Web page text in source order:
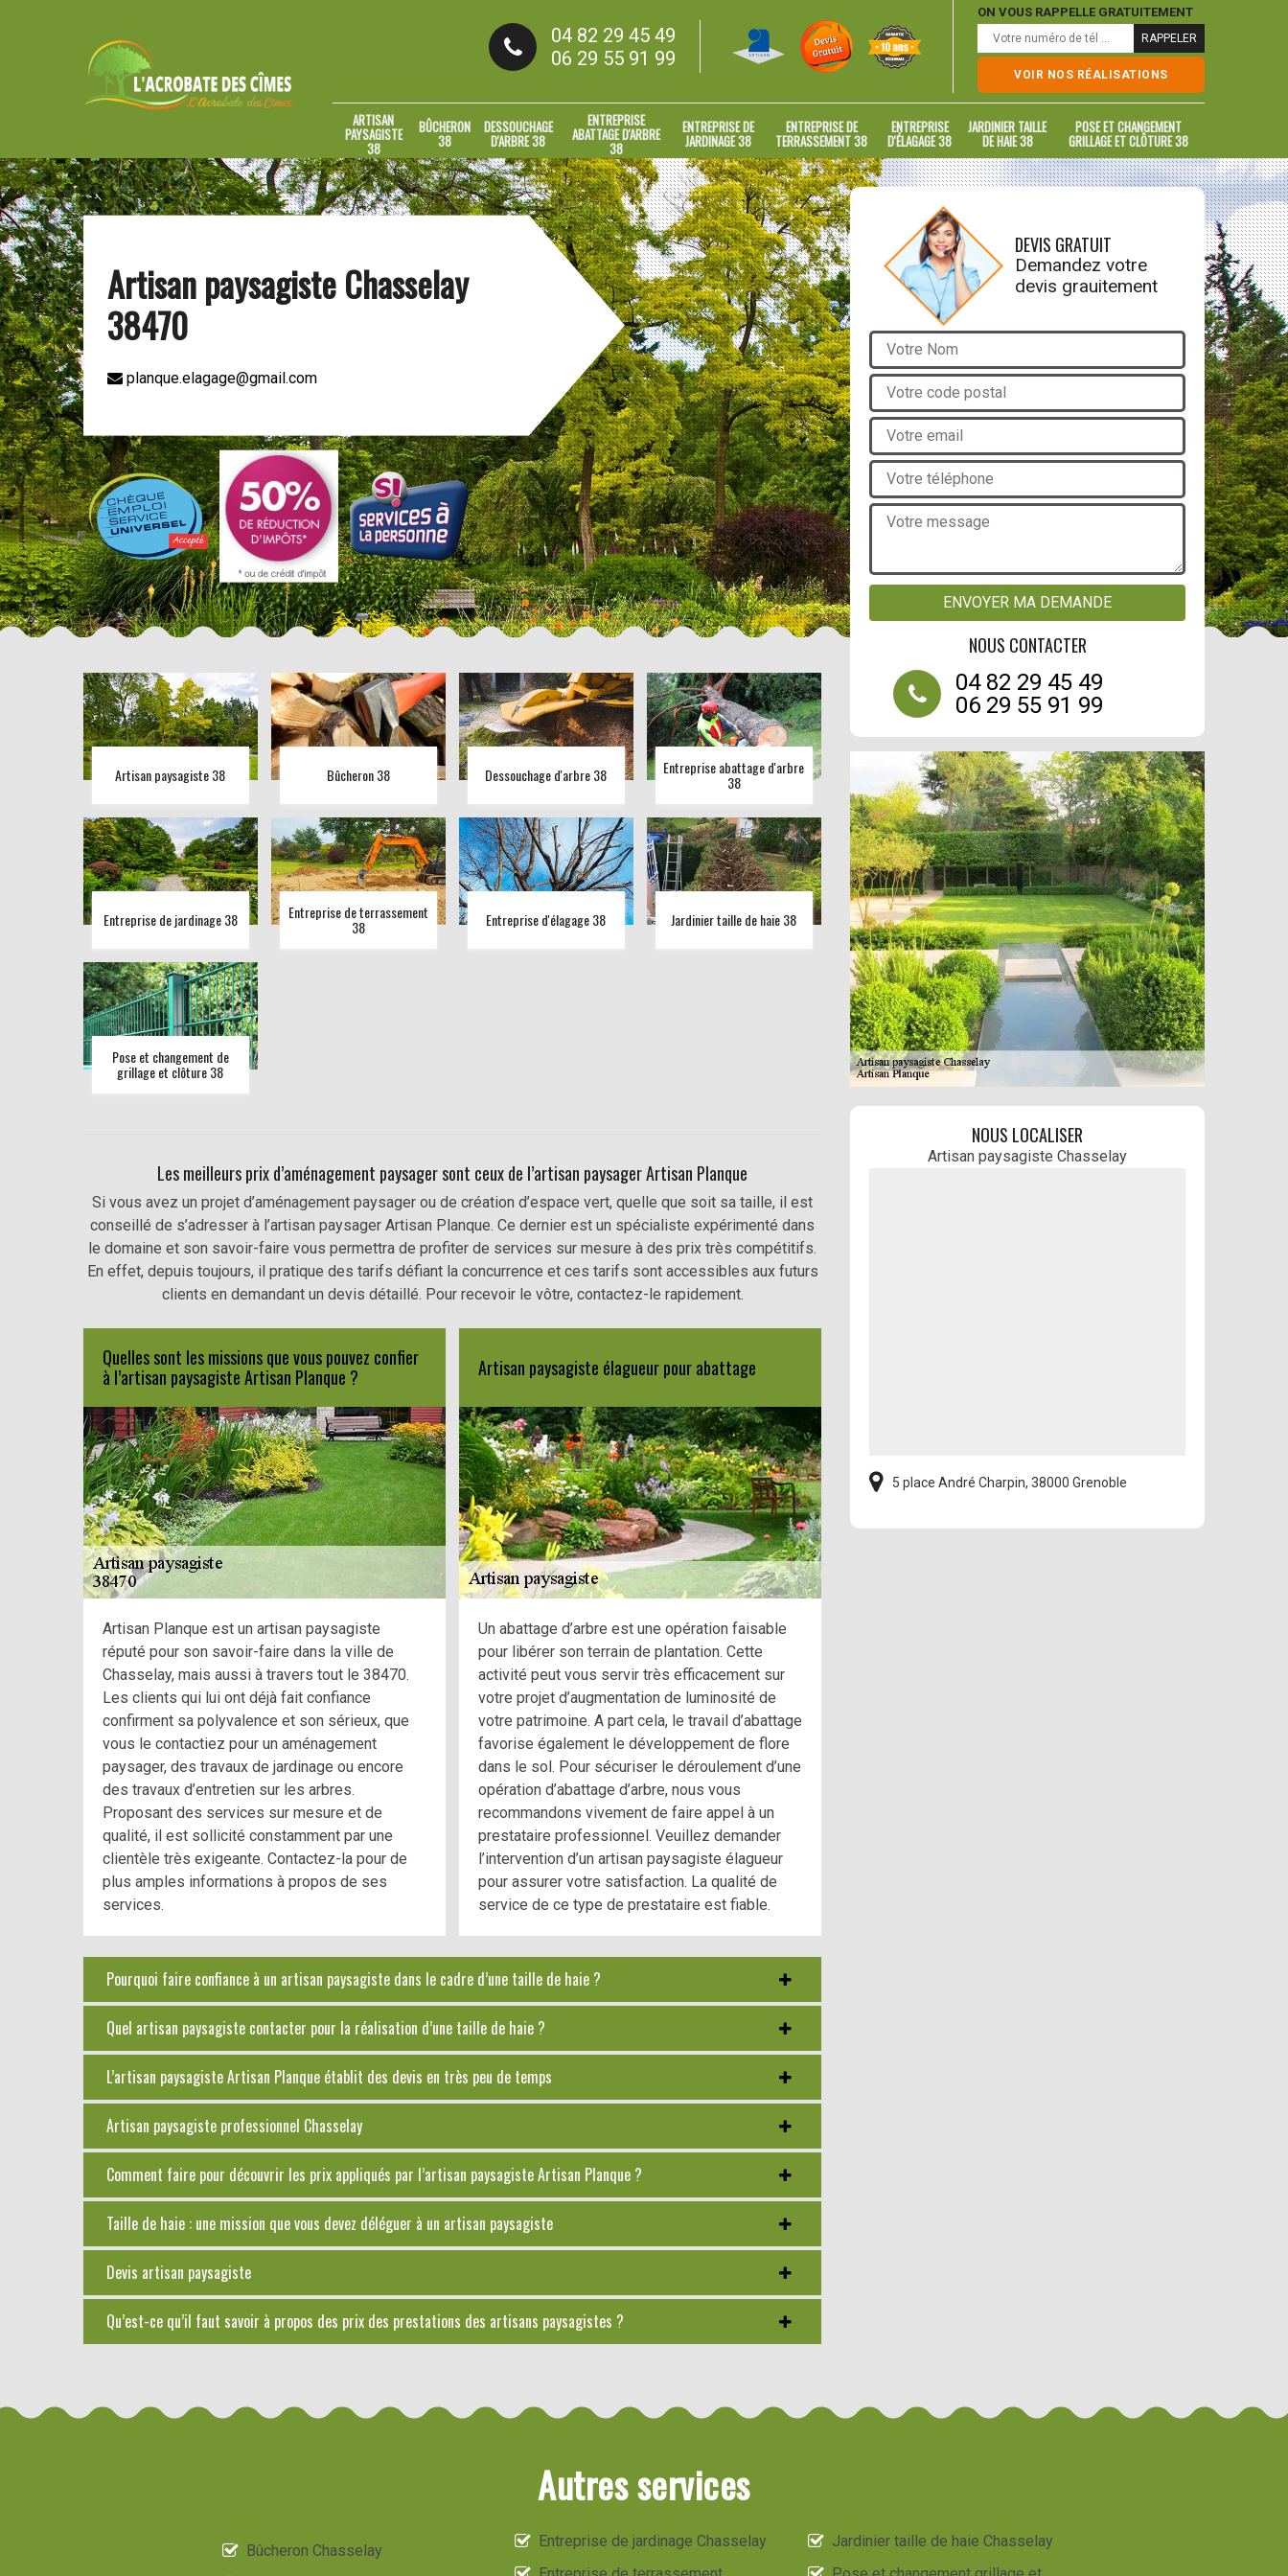
04 82 29 45 49
06 29 55 91 99
ON VOUS RAPPELLE GRATUITEMENT
VOIR NOS RÉALISATIONS
ARTISAN
PAYSAGISTE
38
BÛCHERON
38
DESSOUCHAGE
D'ARBRE 38
ENTREPRISE
ABATTAGE D'ARBRE
38
ENTREPRISE DE
JARDINAGE 38
ENTREPRISE DE
TERRASSEMENT 38
ENTREPRISE
D'ÉLAGAGE 38
JARDINIER TAILLE
DE HAIE 38
POSE ET CHANGEMENT
GRILLAGE ET CLÔTURE 38
Artisan paysagiste Chasselay
38470
planque.elagage@gmail.com
Artisan paysagiste 38 Bûcheron 38 Dessouchage d'arbre 38 Entreprise abattage d'arbre
38
Entreprise de jardinage 38 Entreprise de terrassement
38 Entreprise d'élagage 38 Jardinier taille de haie 38
Pose et changement de
grillage et clôture 38
Les meilleurs prix d’aménagement paysager sont ceux de l’artisan paysager Artisan Planque
Si vous avez un projet d’aménagement paysager ou de création d’espace vert, quelle que soit sa taille, il est
conseillé de s’adresser à l’artisan paysager Artisan Planque. Ce dernier est un spécialiste expérimenté dans
le domaine et son savoir-faire vous permettra de profiter de services sur mesure à des prix très compétitifs.
En effet, depuis toujours, il pratique des tarifs défiant la concurrence et ces tarifs sont accessibles aux futurs
clients en demandant un devis détaillé. Pour recevoir le vôtre, contactez-le rapidement.
Quelles sont les missions que vous pouvez confier
à l’artisan paysagiste Artisan Planque ?
Artisan Planque est un artisan paysagiste
réputé pour son savoir-faire dans la ville de
Chasselay, mais aussi à travers tout le 38470.
Les clients qui lui ont déjà fait confiance
confirment sa polyvalence et son sérieux, que
vous le contactiez pour un aménagement
paysager, des travaux de jardinage ou encore
des travaux d’entretien sur les arbres.
Proposant des services sur mesure et de
qualité, il est sollicité constamment par une
clientèle très exigeante. Contactez-la pour de
plus amples informations à propos de ses
services.
Artisan paysagiste élagueur pour abattage
Un abattage d’arbre est une opération faisable
pour libérer son terrain de plantation. Cette
activité peut vous servir très efficacement sur
votre projet d’augmentation de luminosité de
votre patrimoine. A part cela, le travail d’abattage
favorise également le développement de flore
dans le sol. Pour sécuriser le déroulement d’une
opération d’abattage d’arbre, nous vous
recommandons vivement de faire appel à un
prestataire professionnel. Veuillez demander
l’intervention d’un artisan paysagiste élagueur
pour assurer votre satisfaction. La qualité de
service de ce type de prestataire est fiable.
Pourquoi faire confiance à un artisan paysagiste dans le cadre d’une taille de haie ?
Quel artisan paysagiste contacter pour la réalisation d’une taille de haie ?
L’artisan paysagiste Artisan Planque établit des devis en très peu de temps
Artisan paysagiste professionnel Chasselay
Comment faire pour découvrir les prix appliqués par l’artisan paysagiste Artisan Planque ?
Taille de haie : une mission que vous devez déléguer à un artisan paysagiste
Devis artisan paysagiste
Qu’est-ce qu’il faut savoir à propos des prix des prestations des artisans paysagistes ?
DEVIS GRATUIT
Demandez votre
devis grauitement
NOUS CONTACTER
04 82 29 45 49
06 29 55 91 99
NOUS LOCALISER
Artisan paysagiste Chasselay
5 place André Charpin, 38000 Grenoble
Autres services
Bûcheron Chasselay
Entreprise de jardinage Chasselay
Jardinier taille de haie Chasselay